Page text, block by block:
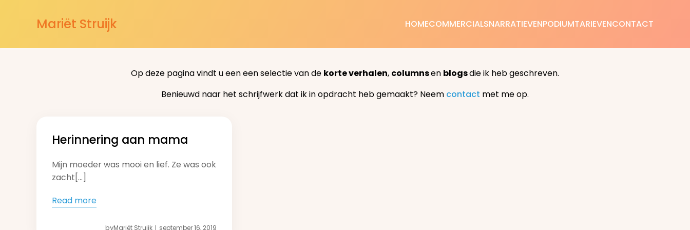
Mariët Struijk HOMECOMMERCIALSNARRATIEVENPODIUMTARIEVENCONTACT
Op deze pagina vindt u een een selectie van de korte verhalen, columnsen blogsdie ik heb geschreven.
Benieuwd naar het schrijfwerk dat ik in opdracht heb gemaakt? Neem contact met me op.
Herinnering aan mama
Mijn moeder was mooi en lief. Ze was ook
zacht[…]
Read more
byMariët Struijk | september 16, 2019